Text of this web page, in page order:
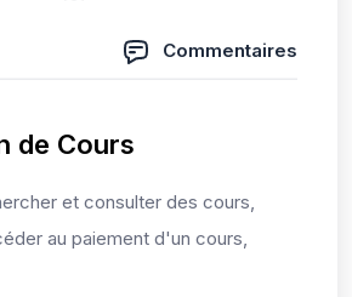
Commentaires
de Cours
et consulter des cours,
au paiement d'un cours,